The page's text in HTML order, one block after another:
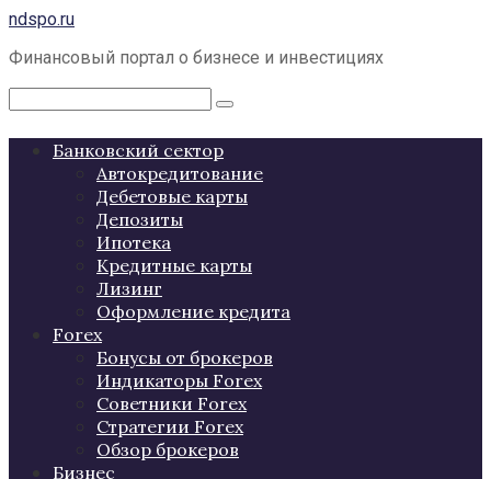
Перейти
контенту
ndspo.ru
Финансовый портал о бизнесе и инвестициях
Поиск:
Банковский сектор
Автокредитование
Дебетовые карты
Депозиты
Ипотека
Кредитные карты
Лизинг
Оформление кредита
Forex
Бонусы от брокеров
Индикаторы Forex
Советники Forex
Стратегии Forex
Обзор брокеров
Бизнес